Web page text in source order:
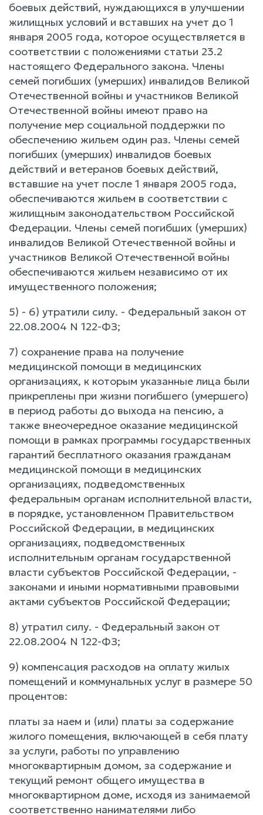
боевых действий, нуждающихся в улучшении
жилищных условий и вставших на учет до 1
января 2005 года, которое осуществляется в
соответствии с положениями статьи 23.2
настоящего Федерального закона. Члены
семей погибших (умерших) инвалидов Великой
Отечественной войны и участников Великой
Отечественной войны имеют право на
получение мер социальной поддержки по
обеспечению жильем один раз. Члены семей
погибших (умерших) инвалидов боевых
действий и ветеранов боевых действий,
вставшие на учет после 1 января 2005 года,
обеспечиваются жильем в соответствии с
жилищным законодательством Российской
Федерации. Члены семей погибших (умерших)
инвалидов Великой Отечественной войны и
участников Великой Отечественной войны
обеспечиваются жильем независимо от их
имущественного положения;
5) - 6) утратили силу. - Федеральный закон от
22.08.2004 N 122-ФЗ;
7) сохранение права на получение
медицинской помощи в медицинских
организациях, к которым указанные лица были
прикреплены при жизни погибшего (умершего)
в период работы до выхода на пенсию, а
также внеочередное оказание медицинской
помощи в рамках программы государственных
гарантий бесплатного оказания гражданам
медицинской помощи в медицинских
организациях, подведомственных
федеральным органам исполнительной власти,
в порядке, установленном Правительством
Российской Федерации, в медицинских
организациях, подведомственных
исполнительным органам государственной
власти субъектов Российской Федерации, -
законами и иными нормативными правовыми
актами субъектов Российской Федерации;
8) утратил силу. - Федеральный закон от
22.08.2004 N 122-ФЗ;
9) компенсация расходов на оплату жилых
помещений и коммунальных услуг в размере 50
процентов:
платы за наем и (или) платы за содержание
жилого помещения, включающей в себя плату
за услуги, работы по управлению
многоквартирным домом, за содержание и
текущий ремонт общего имущества в
многоквартирном доме, исходя из занимаемой
соответственно нанимателями либо